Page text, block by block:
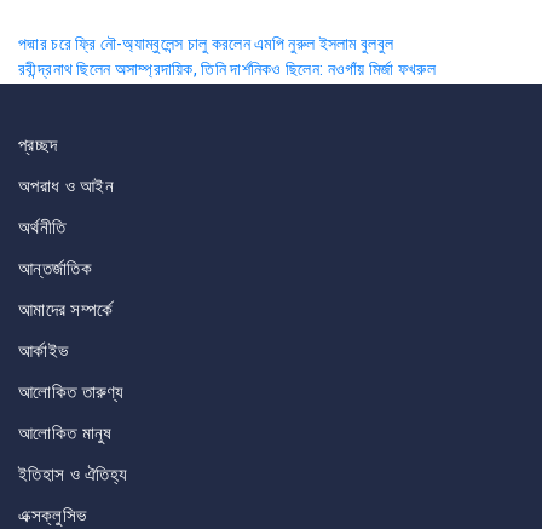
Post
navigation
পদ্মার চরে ফ্রি নৌ-অ্যাম্বুলেন্স চালু করলেন এমপি নুরুল ইসলাম বুলবুল
রবীন্দ্রনাথ ছিলেন অসাম্প্রদায়িক, তিনি দার্শনিকও ছিলেন: নওগাঁয় মির্জা ফখরুল
প্রচ্ছদ
অপরাধ ও আইন
অর্থনীতি
আন্তর্জাতিক
আমাদের সম্পর্কে
আর্কাইভ
আলোকিত তারুণ্য
আলোকিত মানুষ
ইতিহাস ও ঐতিহ্য
এক্সক্লুসিভ